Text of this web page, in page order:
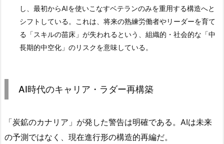
し、最初からAIを使いこなすベテランのみを重用する構造へと
シフトしている。これは、将来の熟練労働者やリーダーを育て
る「スキルの苗床」が失われるという、組織的・社会的な「中
長期的中空化」のリスクを意味している。
AI時代のキャリア・ラダー再構築
「炭鉱のカナリア」が発した警告は明確である。AIは未来
の予測ではなく、現在進行形の構造的再編だ。